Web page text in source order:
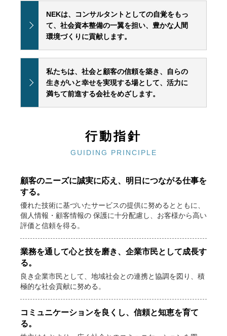
NEKは、コンサルタントとしての自覚をもっ
て、社会資本整備の一翼を担い、豊かな人間
環境づくりに貢献します。
私たちは、社会と顧客の信頼を築き、自らの
生きがいと幸せを実現する場として、活力に
満ちて前進する会社をめざします。
行動指針
GUIDING PRINCIPLE
顧客のニーズに誠実に応え、明日につながる仕事を
する。
優れた技術に基づいたサービスの提供に努めるとともに、
個人情報・顧客情報の 保護に十分配慮し、お客様から高い
評価と信頼を得る。
業務を通して心と技を磨き、企業市民として成長す
る。
良き企業市民として、地域社会との連携と協調を図り、積
極的な社会貢献に努める。
コミュニケーションを良くし、信頼と知恵を育て
る。